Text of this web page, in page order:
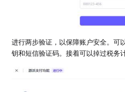
进行两步验证，以保障账户安全。可
钥和短信验证码。接着可以掉过税务